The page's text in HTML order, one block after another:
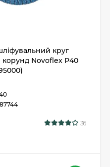
круг
корунд Novoflex Р40
36